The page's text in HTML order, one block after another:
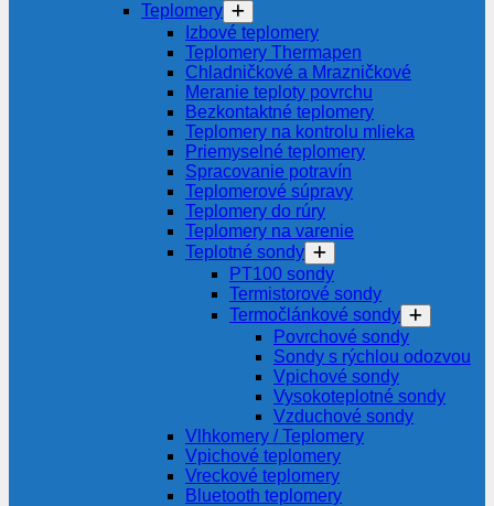
Teplomery
Izbové teplomery
Teplomery Thermapen
Chladničkové a Mrazničkové
Meranie teploty povrchu
Bezkontaktné teplomery
Teplomery na kontrolu mlieka
Priemyselné teplomery
Spracovanie potravín
Teplomerové súpravy
Teplomery do rúry
Teplomery na varenie
Teplotné sondy
PT100 sondy
Termistorové sondy
Termočlánkové sondy
Povrchové sondy
Sondy s rýchlou odozvou
Vpichové sondy
Vysokoteplotné sondy
Vzduchové sondy
Vlhkomery / Teplomery
Vpichové teplomery
Vreckové teplomery
Bluetooth teplomery